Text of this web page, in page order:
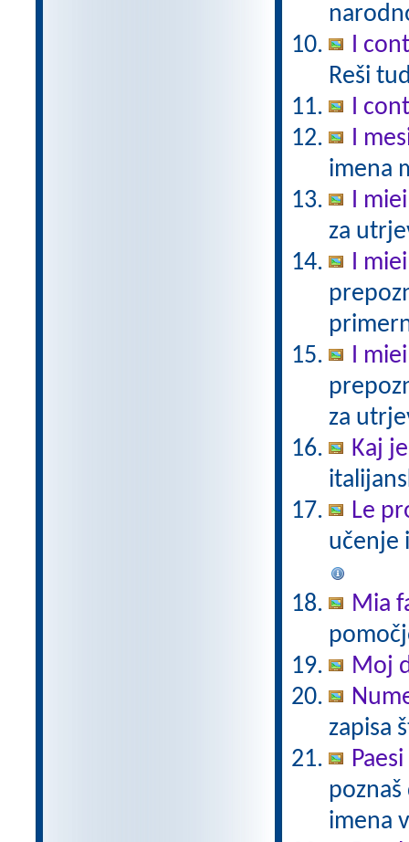
I
Reši
I
I
imena
I
za
I
I
za
Kaj
Le
učenje
Mia
Moj
zapisa
imena